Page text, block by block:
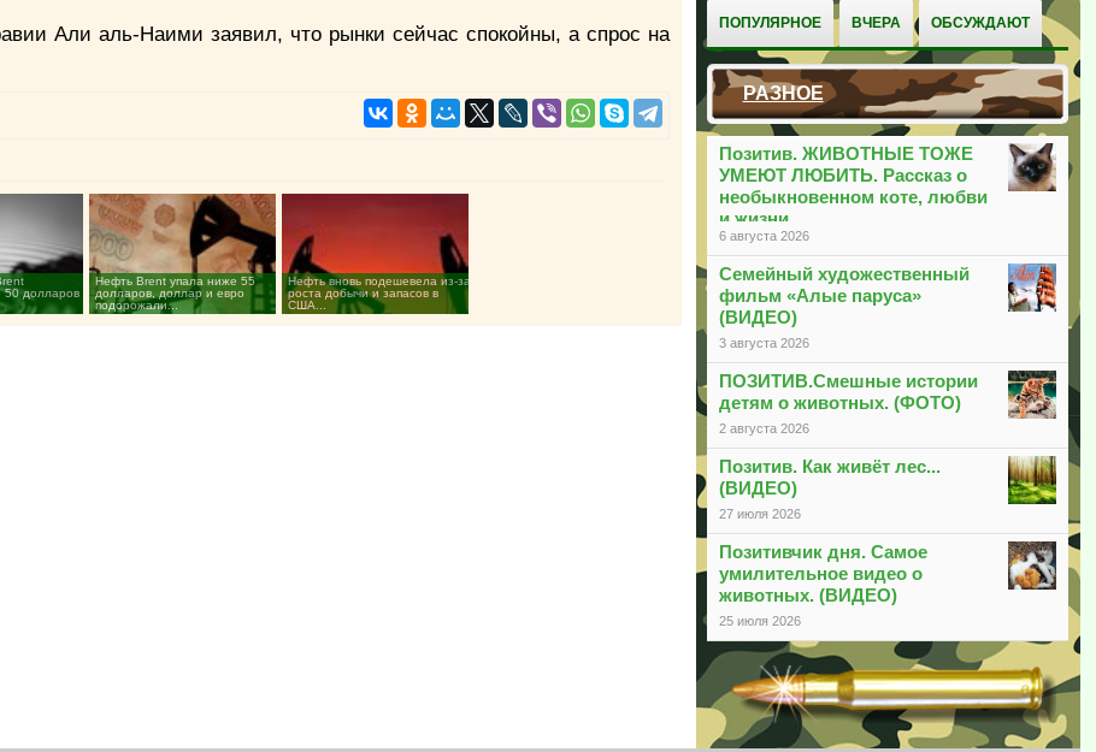
ПОПУЛЯРНОЕ ВЧЕРА ОБСУЖДАЮТ
РАЗНОЕ
Позитив. ЖИВОТНЫЕ ТОЖЕ
УМЕЮТ ЛЮБИТЬ. Рассказ о
необыкновенном коте, любви
и жизни
6 августа 2026
Семейный художественный
фильм «Алые паруса»
(ВИДЕО)
3 августа 2026
ПОЗИТИВ.Смешные истории
детям о животных. (ФОТО)
2 августа 2026
Позитив. Как живёт лес...
(ВИДЕО)
27 июля 2026
Позитивчик дня. Самое
умилительное видео о
животных. (ВИДЕО)
25 июля 2026
Али аль-Наими заявил, что рынки сейчас спокойны, а спрос на
50 долларов
Нефть Brent упала ниже 55
долларов, доллар и евро
подорожали...
Нефть вновь подешевела из-за
роста добычи и запасов в
США...